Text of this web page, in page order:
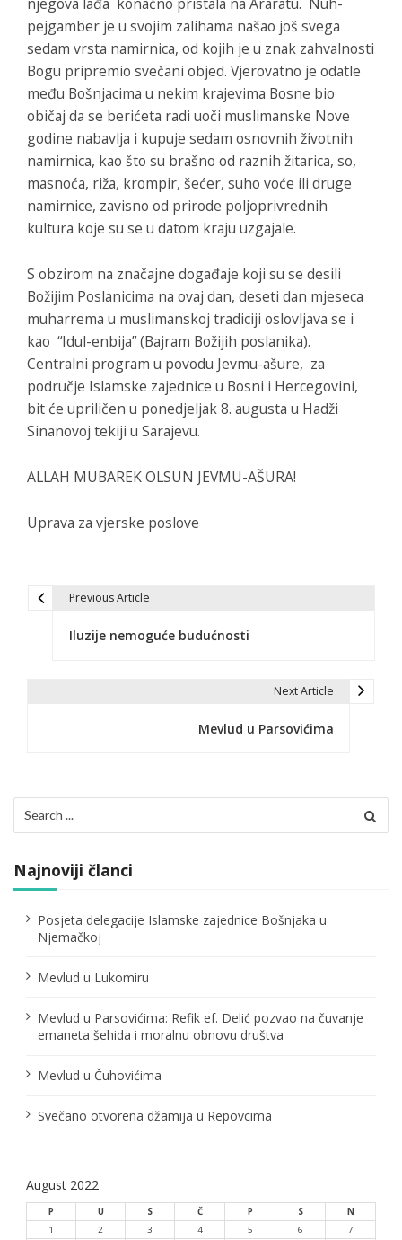
pejgamber je u svojim zalihama našao još svega
sedam vrsta namirnica, od kojih je u znak zahvalnosti
Bogu pripremio svečani objed. Vjerovatno je odatle
među Bošnjacima u nekim krajevima Bosne bio
običaj da se berićeta radi uoči muslimanske Nove
godine nabavlja i kupuje sedam osnovnih životnih
namirnica, kao što su brašno od raznih žitarica, so,
masnoća, riža, krompir, šećer, suho voće ili druge
namirnice, zavisno od prirode poljoprivrednih
kultura koje su se u datom kraju uzgajale.
S obzirom na značajne događaje koji su se desili
Božijim Poslanicima na ovaj dan, deseti dan mjeseca
muharrema u muslimanskoj tradiciji oslovljava se i
kao “Idul-enbija” (Bajram Božijih poslanika).
Centralni program u povodu Jevmu-ašure, za
područje Islamske zajednice u Bosni i Hercegovini,
bit će upriličen u ponedjeljak 8. augusta u Hadži
Sinanovoj tekiji u Sarajevu.
ALLAH MUBAREK OLSUN JEVMU-AŠURA!
Uprava za vjerske poslove
c
i
j
l
n
a
Previous Article
Iluzije nemoguće budućnosti
Next Article
Mevlud u Parsovićima
for:
Najnoviji članci
Posjeta delegacije Islamske zajednice Bošnjaka u
Njemačkoj
Mevlud u Lukomiru
Mevlud u Parsovićima: Refik ef. Delić pozvao na čuvanje
emaneta šehida i moralnu obnovu društva
Mevlud u Čuhovićima
Svečano otvorena džamija u Repovcima
August 2022
P U S Č P S
N
1
2 3 4 5 6
7